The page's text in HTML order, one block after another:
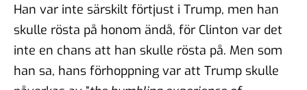
Han var inte särskilt förtjust i Trump, men han
skulle rösta på honom ändå, för Clinton var det
inte en chans att han skulle rösta på. Men som
han sa, hans förhoppning var att Trump skulle